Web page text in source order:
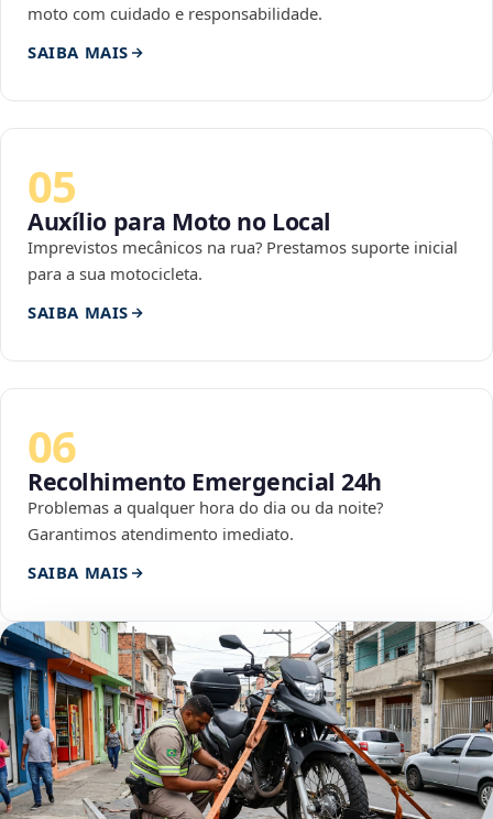
moto com cuidado e responsabilidade.
SAIBA MAIS
05
Auxílio para Moto no Local
Imprevistos mecânicos na rua? Prestamos suporte inicial
para a sua motocicleta.
SAIBA MAIS
06
Recolhimento Emergencial 24h
Problemas a qualquer hora do dia ou da noite?
Garantimos atendimento imediato.
SAIBA MAIS